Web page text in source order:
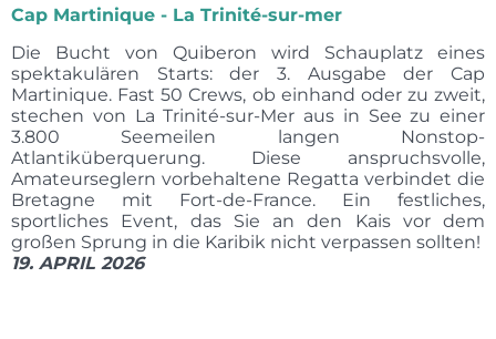
Cap Martinique - La Trinité-sur-mer
Die Bucht von Quiberon wird Schauplatz eines
spektakulären Starts: der 3. Ausgabe der Cap
Martinique. Fast 50 Crews, ob einhand oder zu zweit,
stechen von La Trinité-sur-Mer aus in See zu einer
3.800 Seemeilen langen Nonstop-
Atlantiküberquerung. Diese anspruchsvolle,
Amateurseglern vorbehaltene Regatta verbindet die
Bretagne mit Fort-de-France. Ein festliches,
sportliches Event, das Sie an den Kais vor dem
großen Sprung in die Karibik nicht verpassen sollten!
19. APRIL 2026